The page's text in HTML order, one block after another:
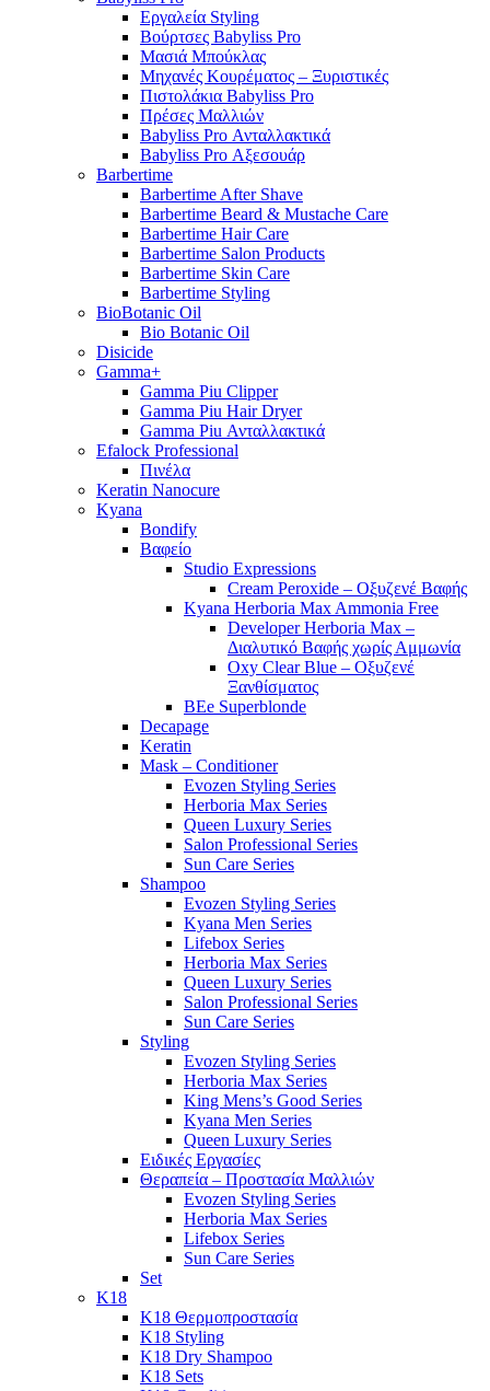
Εργαλεία Styling
Βούρτσες Babyliss Pro
Μασιά Μπούκλας
Μηχανές Κουρέματος – Ξυριστικές
Πιστολάκια Babyliss Pro
Πρέσες Μαλλιών
Babyliss Pro Ανταλλακτικά
Babyliss Pro Αξεσουάρ
Barbertime
Barbertime After Shave
Barbertime Beard & Mustache Care
Barbertime Hair Care
Barbertime Salon Products
Barbertime Skin Care
Barbertime Styling
BioBotanic Oil
Bio Botanic Oil
Disicide
Gamma+
Gamma Piu Clipper
Gamma Piu Hair Dryer
Gamma Piu Ανταλλακτικά
Efalock Professional
Πινέλα
Keratin Nanocure
Kyana
Bondify
Βαφείο
Studio Expressions
Cream Peroxide – Οξυζενέ Βαφής
Kyana Herboria Max Ammonia Free
Developer Herboria Max –
Διαλυτικό Βαφής χωρίς Αμμωνία
Oxy Clear Blue – Οξυζενέ
Ξανθίσματος
BEe Superblonde
Decapage
Keratin
Mask – Conditioner
Evozen Styling Series
Herboria Max Series
Queen Luxury Series
Salon Professional Series
Sun Care Series
Shampoo
Evozen Styling Series
Kyana Men Series
Lifebox Series
Herboria Max Series
Queen Luxury Series
Salon Professional Series
Sun Care Series
Styling
Evozen Styling Series
Herboria Max Series
King Mens’s Good Series
Kyana Men Series
Queen Luxury Series
Ειδικές Εργασίες
Θεραπεία – Προστασία Μαλλιών
Evozen Styling Series
Herboria Max Series
Lifebox Series
Sun Care Series
Set
K18
K18 Θερμοπροστασία
K18 Styling
K18 Dry Shampoo
K18 Sets